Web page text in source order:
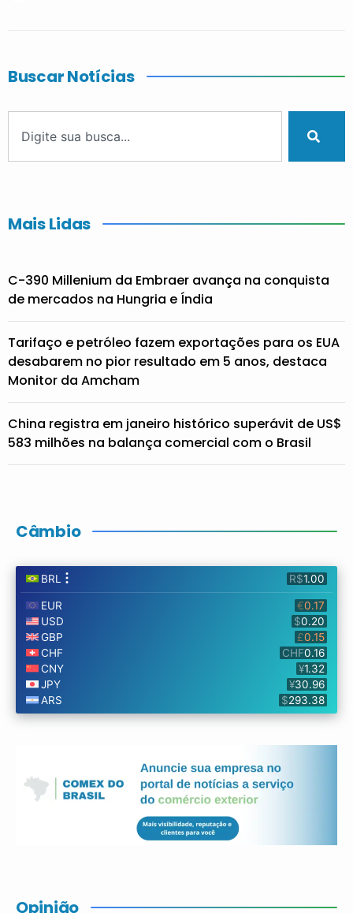
Buscar Notícias
Mais Lidas
C-390 Millenium da Embraer avança na conquista
de mercados na Hungria e Índia
Tarifaço e petróleo fazem exportações para os EUA
desabarem no pior resultado em 5 anos, destaca
Monitor da Amcham
China registra em janeiro histórico superávit de US$
583 milhões na balança comercial com o Brasil
Câmbio
Opinião